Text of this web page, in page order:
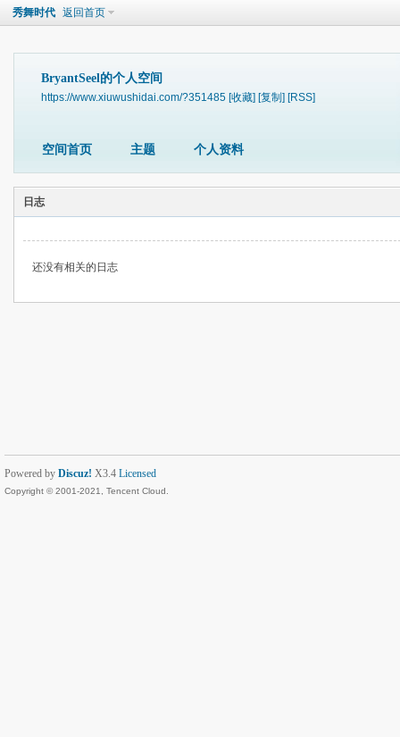
秀舞时代 返回首页
BryantSeel的个人空间
https://www.xiuwushidai.com/?351485 [收藏] [复制] [RSS]
空间首页 主题 个人资料
日志
还没有相关的日志
Powered by Discuz! X3.4 Licensed
Copyright © 2001-2021, Tencent Cloud.